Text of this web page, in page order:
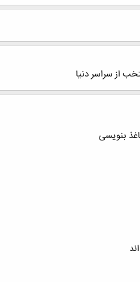
از سراسر دنيا
بنویسی